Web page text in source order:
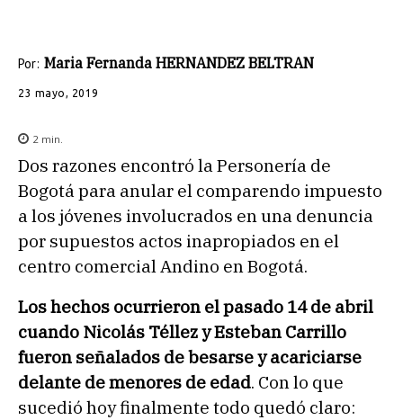
Por: Maria Fernanda HERNANDEZ BELTRAN
23 mayo, 2019
2 min.
Dos razones encontró la Personería de
Bogotá para anular el comparendo impuesto
a los jóvenes involucrados en una denuncia
por supuestos actos inapropiados en el
centro comercial Andino en Bogotá.
Los hechos ocurrieron el pasado 14 de abril
cuando Nicolás Téllez y Esteban Carrillo
fueron señalados de besarse y acariciarse
delante de menores de edad. Con lo que
sucedió hoy finalmente todo quedó claro: